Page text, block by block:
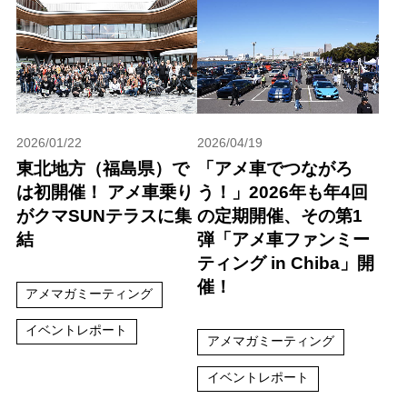
2026/01/22
東北地方（福島県）で
は初開催！ アメ車乗り
がクマSUNテラスに集
結
アメマガミーティング
イベントレポート
2026/04/19
「アメ車でつながろ
う！」2026年も年4回
の定期開催、その第1
弾「アメ車ファンミー
ティング in Chiba」開
催！
アメマガミーティング
イベントレポート